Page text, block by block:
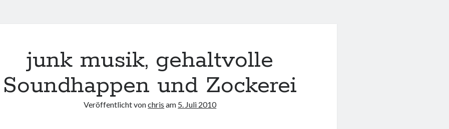
junk musik, gehaltvolle
Soundhappen und Zockerei
Veröffentlicht vonchris am 5. Juli 2010